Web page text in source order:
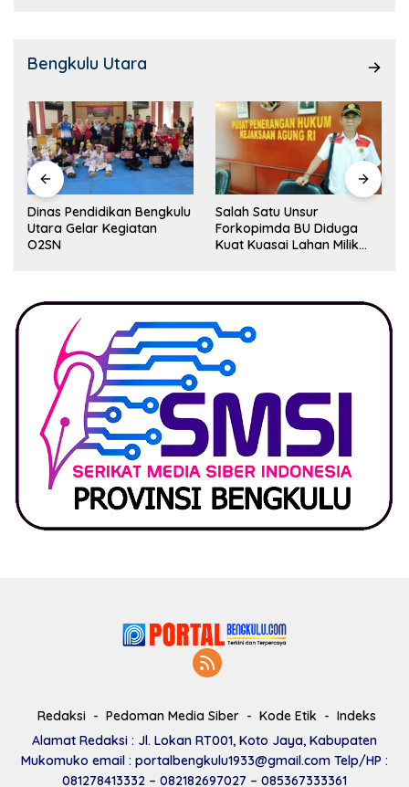
Bengkulu Utara
Dinas Pendidikan Bengkulu
Utara Gelar Kegiatan
O2SN
Salah Satu Unsur
Forkopimda BU Diduga
Kuat Kuasai Lahan Milik
Redaksi Pedoman Media Siber Kode Etik
Indeks
Alamat Redaksi : Jl. Lokan RT001, Koto Jaya, Kabupaten
Mukomuko email : portalbengkulu1933@gmail.com Telp/HP :
081278413332 – 082182697027 – 085367333361